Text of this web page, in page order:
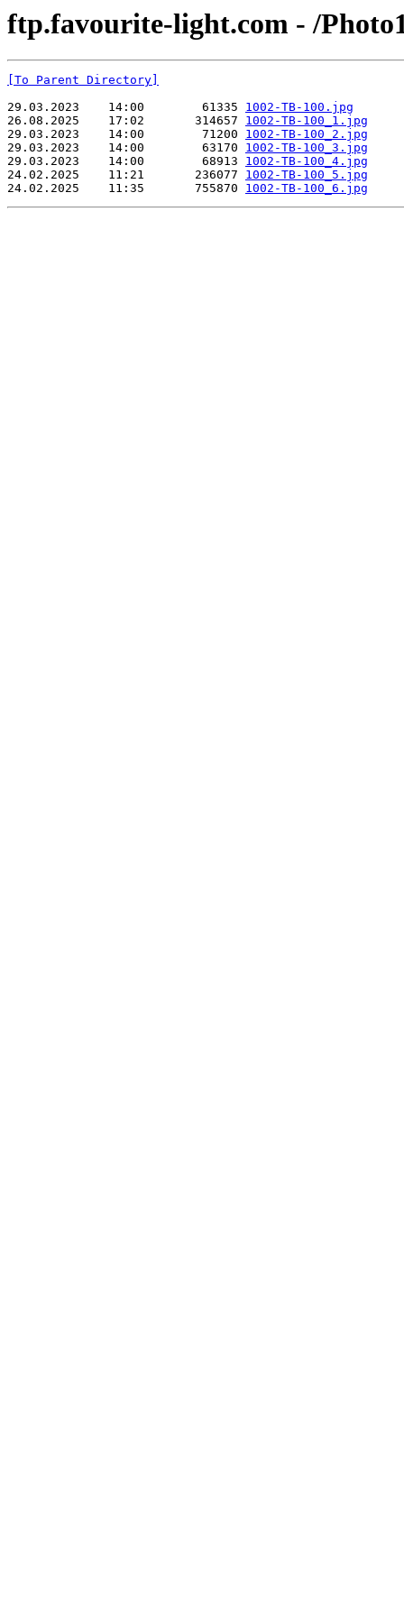
ftp.favourite-light.com - /
[To Parent Directory]
29.03.2023    14:00        61335 1002-TB-100.jpg
26.08.2025    17:02       314657 1002-TB-100_1.jpg
29.03.2023    14:00        71200 1002-TB-100_2.jpg
29.03.2023    14:00        63170 1002-TB-100_3.jpg
29.03.2023    14:00        68913 1002-TB-100_4.jpg
24.02.2025    11:21       236077 1002-TB-100_5.jpg
24.02.2025    11:35       755870 1002-TB-100_6.jpg